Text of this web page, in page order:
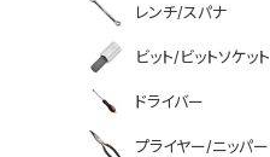
レンチ/スパナ
ビット/ビットソケット
ドライバー
プライヤー/ニッパー